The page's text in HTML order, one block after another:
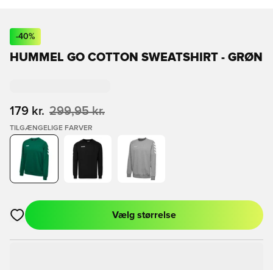
-40%
HUMMEL GO COTTON SWEATSHIRT - GRØN
179 kr. 299,95 kr.
TILGÆNGELIGE FARVER
Åbner en Modal til at logge ind eller tilmelde dig som medlem
Vælg størrelse